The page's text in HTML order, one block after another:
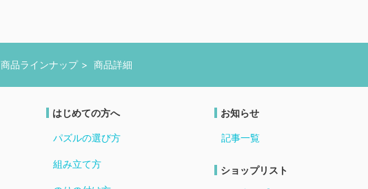
商品ラインナップ 商品詳細
はじめての方へ
パズルの選び方
組み立て方
お知らせ
記事一覧
ショップリスト